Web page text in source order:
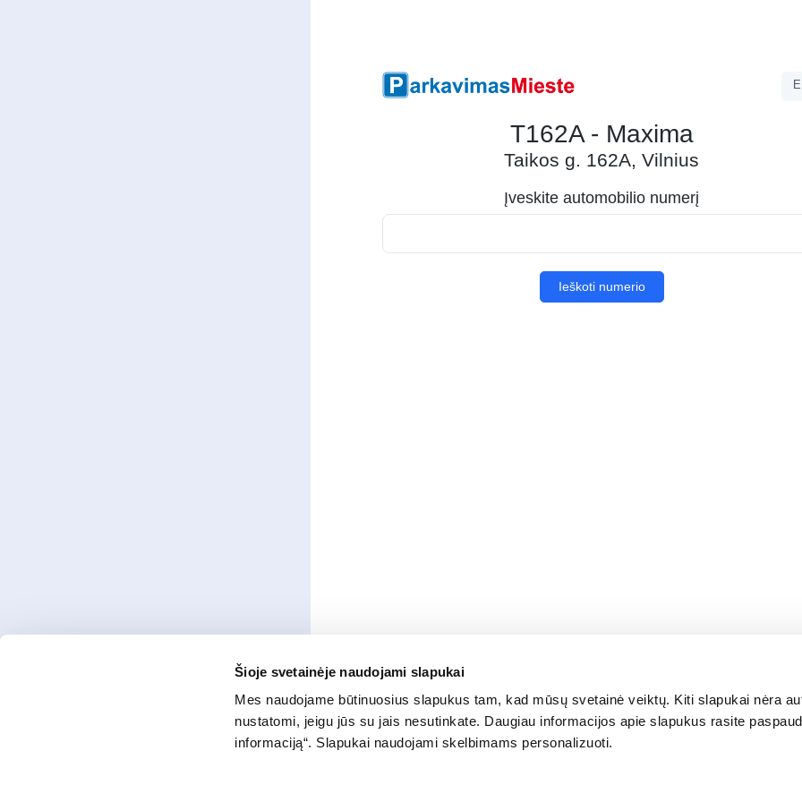
Šioje svetainėje naudojami slapukai
Mes naudojame būtinuosius slapukus tam, kad mūsų svetainė veiktų. Kiti slapukai nėra
nustatomi, jeigu jūs su jais nesutinkate. Daugiau informacijos apie slapukus rasite
informaciją“. Slapukai naudojami skelbimams personalizuoti.
T162A - Maxima
Taikos g. 162A, Vilnius
Įveskite automobilio numerį
Ieškoti numerio